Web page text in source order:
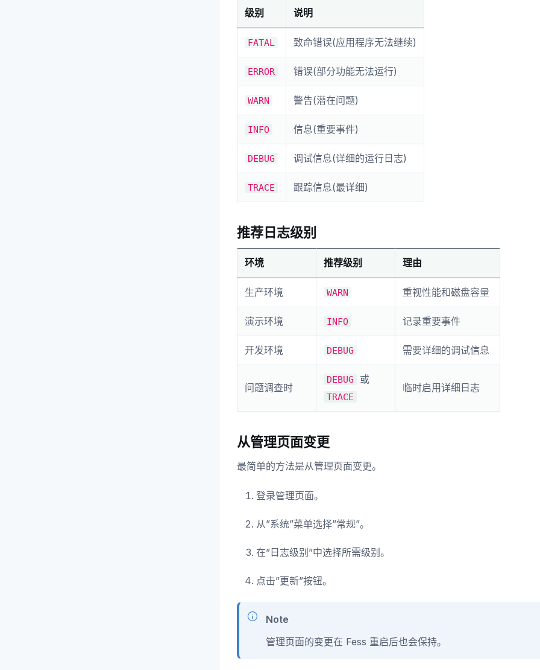
级别 说明
FATAL 致命错误(应用程序无法继续)
ERROR 错误(部分功能无法运行)
WARN 警告(潜在问题)
INFO 信息(重要事件)
DEBUG 调试信息(详细的运行日志)
TRACE 跟踪信息(最详细)
推荐日志级别
环境 推荐级别 理由
生产环境 WARN 重视性能和磁盘容量
演示环境 INFO 记录重要事件
开发环境 DEBUG 需要详细的调试信息
问题调查时
DEBUG 或
TRACE
临时启用详细日志
从管理页面变更
最简单的方法是从管理页面变更。
登录管理页面。
从”系统”菜单选择”常规”。
在”日志级别”中选择所需级别。
点击”更新”按钮。
Note
管理页面的变更在 Fess 重启后也会保持。